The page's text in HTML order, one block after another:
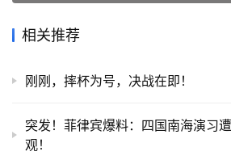
相关推荐
刚刚，摔杯为号，决战在即！
突发！菲律宾爆料：四国南海演习
观！